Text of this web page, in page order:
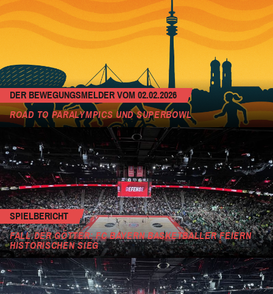
DER BEWEGUNGSMELDER VOM 02.02.2026
ROAD TO PARALYMPICS UND SUPERBOWL
SPIELBERICHT
FALL DER GÖTTER: FC BAYERN BASKETBALLER FEIERN
HISTORISCHEN SIEG